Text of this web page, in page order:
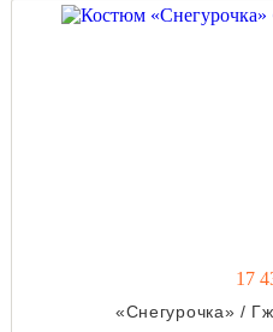
17
«Снегурочка» /